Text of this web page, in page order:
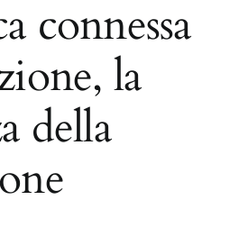
connessa
la
della